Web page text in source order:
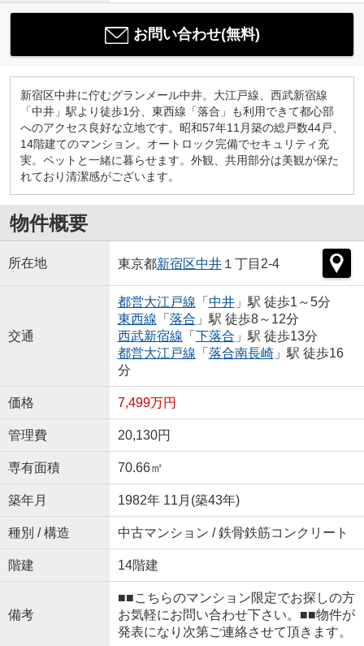
お問い合わせ(無料)
新宿区中井に佇むグランメール中井。大江戸線、西武新宿線
「中井」駅より徒歩1分、東西線「落合」も利用できて都心部
へのアクセス良好な立地です。昭和57年11月築の総戸数44戸、
14階建てのマンション。オートロック完備でセキュリティ充
実。ペットと一緒に暮らせます。外観、共用部分は美観が保た
れており清潔感がございます。
物件概要
所在地 東京都新宿区中井１丁目2-4
交通
都営大江戸線 「 中井」駅 徒歩1～5分
東西線 「 落合 」駅 徒歩8～12分
西武新宿線 「 下落合 」駅 徒歩13分
都営大江戸線 「 落合南長崎」駅 徒歩16
分
価格 7,499万円
管理費 20,130円
専有面積 70.66㎡
築年月 1982年 11月(築43年)
種別 / 構造 中古マンション / 鉄骨鉄筋コンクリート
階建 14階建
備考
■■こちらのマンション限定でお探しの方
お気軽にお問い合わせ下さい。■■物件が
発表になり次第ご連絡させて頂きます。